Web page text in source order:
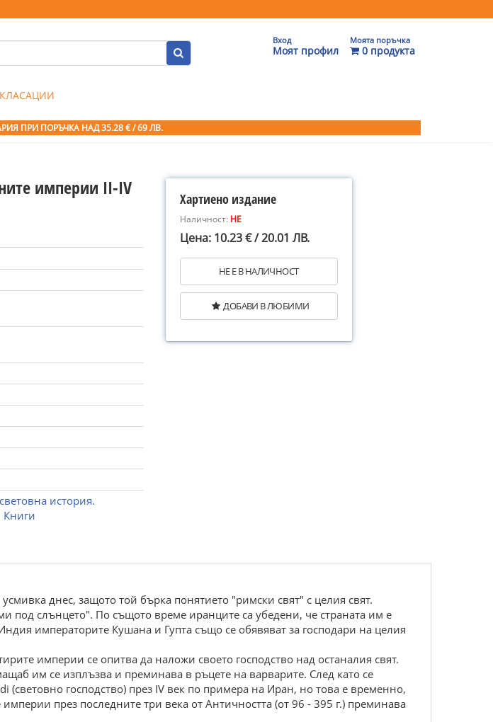
Вход
Моят профил
Моята поръчка
0 продукта
КЛАСАЦИИ
ПРИ ПОРЪЧКА НАД 35.28 € / 69 ЛВ.
империи II-IV
история.
Книги
Хартиено издание
Наличност: НЕ
Цена: 10.23 € / 20.01 ЛВ.
НЕ Е В НАЛИЧНОСТ
ДОБАВИ В ЛЮБИМИ
днес, защото той бърка понятието "римски свят" с целия свят.
под слънцето". По същото време иранците са убедени, че страната им е
императорите Кушана и Гупта също се обявяват за господари на целия
империи се опитва да наложи своето господство над останалия свят.
им се изплъзва и преминава в ръцете на варварите. След като се
господство) през IV век по примера на Иран, но това е временно,
през последните три века от Античността (от 96 - 395 г.) преминава